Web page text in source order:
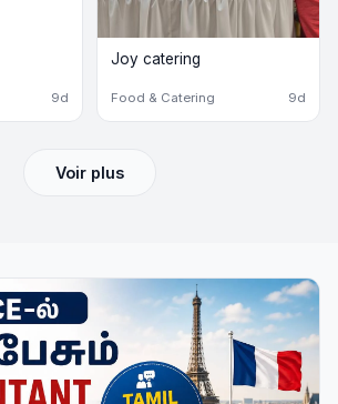
9d
Joy catering
Food & Catering 9d
Voir plus